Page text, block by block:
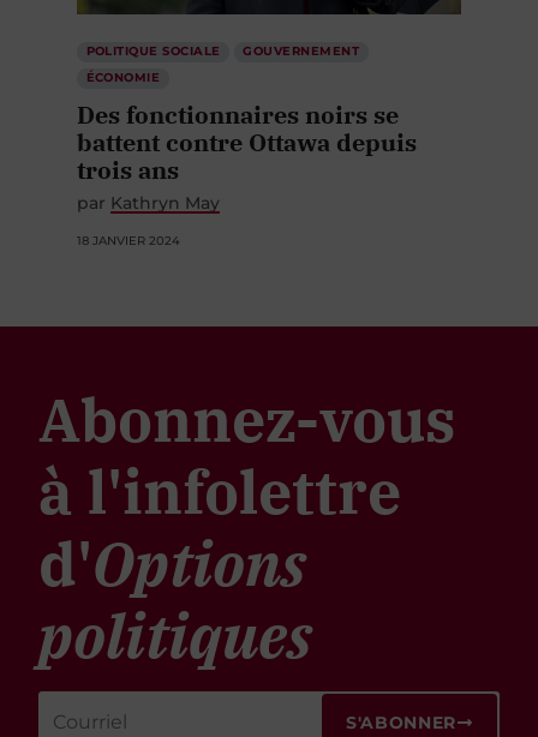
POLITIQUE SOCIALE
GOUVERNEMENT
ÉCONOMIE
Des fonctionnaires noirs se
battent contre Ottawa depuis
trois ans
par Kathryn May
18 JANVIER 2024
Abonnez-vous
à l'infolettre
d'Options
politiques
S'ABONNER